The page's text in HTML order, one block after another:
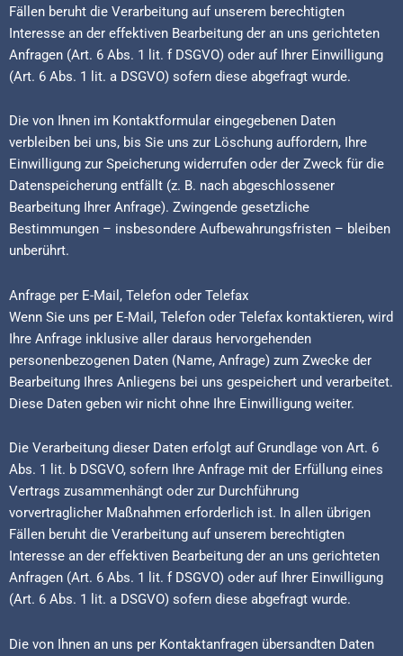
Fällen beruht die Verarbeitung auf unserem berechtigten
Interesse an der effektiven Bearbeitung der an uns gerichteten
Anfragen (Art. 6 Abs. 1 lit. f DSGVO) oder auf Ihrer Einwilligung
(Art. 6 Abs. 1 lit. a DSGVO) sofern diese abgefragt wurde.
Die von Ihnen im Kontaktformular eingegebenen Daten
verbleiben bei uns, bis Sie uns zur Löschung auffordern, Ihre
Einwilligung zur Speicherung widerrufen oder der Zweck für die
Datenspeicherung entfällt (z. B. nach abgeschlossener
Bearbeitung Ihrer Anfrage). Zwingende gesetzliche
Bestimmungen – insbesondere Aufbewahrungsfristen – bleiben
unberührt.
Anfrage per E-Mail, Telefon oder Telefax
Wenn Sie uns per E-Mail, Telefon oder Telefax kontaktieren, wird
Ihre Anfrage inklusive aller daraus hervorgehenden
personenbezogenen Daten (Name, Anfrage) zum Zwecke der
Bearbeitung Ihres Anliegens bei uns gespeichert und verarbeitet.
Diese Daten geben wir nicht ohne Ihre Einwilligung weiter.
Die Verarbeitung dieser Daten erfolgt auf Grundlage von Art. 6
Abs. 1 lit. b DSGVO, sofern Ihre Anfrage mit der Erfüllung eines
Vertrags zusammenhängt oder zur Durchführung
vorvertraglicher Maßnahmen erforderlich ist. In allen übrigen
Fällen beruht die Verarbeitung auf unserem berechtigten
Interesse an der effektiven Bearbeitung der an uns gerichteten
Anfragen (Art. 6 Abs. 1 lit. f DSGVO) oder auf Ihrer Einwilligung
(Art. 6 Abs. 1 lit. a DSGVO) sofern diese abgefragt wurde.
Die von Ihnen an uns per Kontaktanfragen übersandten Daten